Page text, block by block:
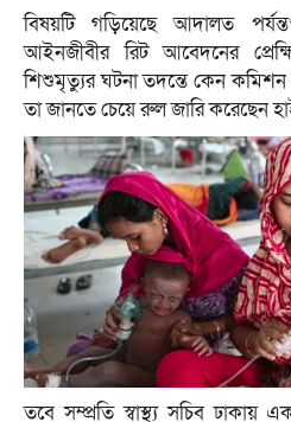
বিষয়টি গড়িয়েছে আদালত
আইনজীবীর রিট আবেদনের
শিশুমৃত্যুর ঘটনা তদন্তে কেন কমিশন
তা জানতে চেয়ে রুল জারি করেছেন
তবে সম্প্রতি স্বাস্থ্য সচিব ঢাকায়